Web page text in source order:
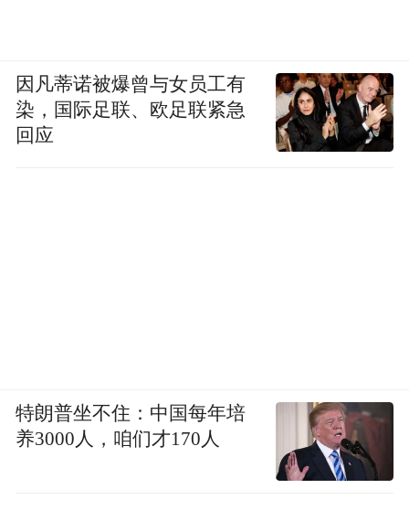
因凡蒂诺被爆曾与女员工有
染，国际足联、欧足联紧急
回应
特朗普坐不住：中国每年培
养3000人，咱们才170人